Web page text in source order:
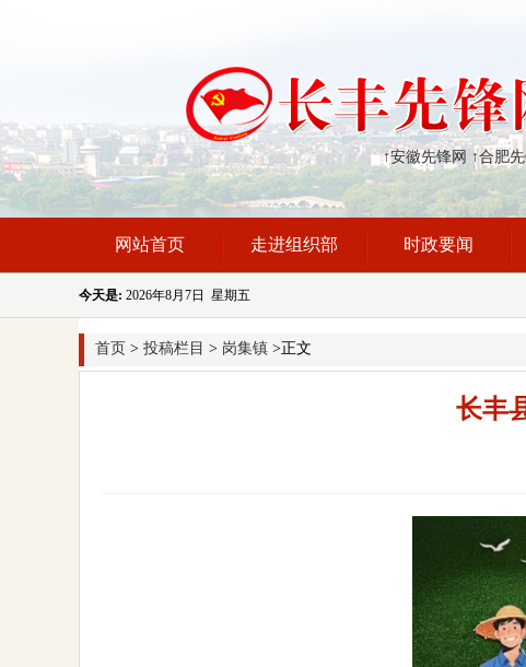
↑安徽先锋网 ↑合肥
网站首页 走进组织部 时政要闻
今天是: 2026年8月7日 星期五
首页 > 投稿栏目 > 岗集镇 >正文
长丰